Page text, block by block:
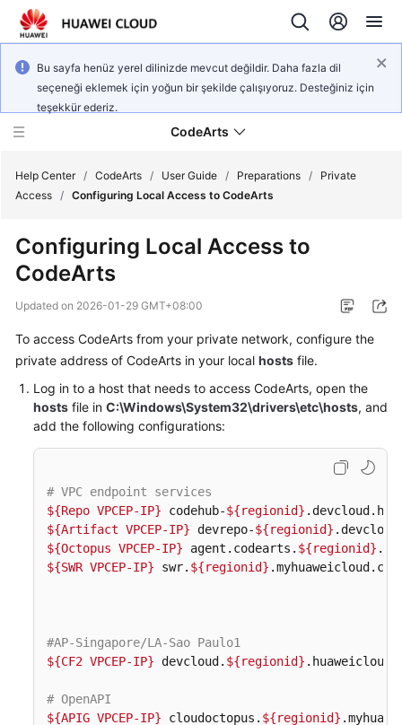
Bu sayfa henüz yerel dilinizde mevcut değildir. Daha fazla dil
seçeneği eklemek için yoğun bir şekilde çalışıyoruz. Desteğiniz için
teşekkür ederiz.
CodeArts
Overview
Getting
Started
User
Guide
Best
API
Reference
FAQs
More
Help Center / CodeArts / User Guide / Preparations /
Private
Access / Configuring Local Access to CodeArts
Configuring Local Access to
CodeArts
Updated on 2026-01-29 GMT+08:00
To access CodeArts from your private network, configure the
private address of CodeArts in your local hosts file.
Log in to a host that needs to access CodeArts, open the
hosts file in C:\Windows\System32\drivers\etc\hosts, and
add the following configurations:
# VPC endpoint services
${Repo VPCEP-IP} codehub-${regionid}
${Artifact VPCEP-IP} devrepo-${regionid}
${Octopus VPCEP-IP} agent.codearts. ${regionid}
${SWR VPCEP-IP} swr. ${regionid}
#AP-Singapore/LA-Sao Paulo1
${CF2 VPCEP-IP} devcloud. ${regionid}
# OpenAPI
${APIG VPCEP-IP} cloudoctopus. ${regionid}